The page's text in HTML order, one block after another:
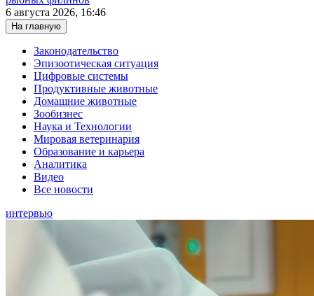
6 августа 2026, 16:46
На главную
Законодательство
Эпизоотическая ситуация
Цифровые системы
Продуктивные животные
Домашние животные
Зообизнес
Наука и Технологии
Мировая ветеринария
Образование и карьера
Аналитика
Видео
Все новости
интервью